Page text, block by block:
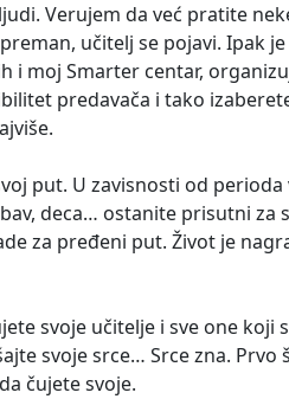
Verujem da već pratite
učitelj se pojavi. Ipak
i moj Smarter centar,
predavača i tako
put. U zavisnosti od perioda
deca… ostanite prisutni za
za pređeni put. Život je
svoje učitelje i sve one koji
svoje srce… Srce zna. Prvo
čujete svoje.